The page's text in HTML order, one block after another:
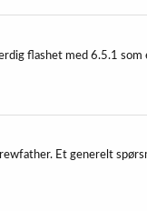
flashet med 6.5.1 som
Et generelt